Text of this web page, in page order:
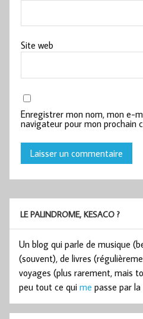
Site web
Enregistrer mon nom, mon e-
navigateur pour mon prochain
LE PALINDROME, KESACO ?
Un blog qui parle de musique
(souvent), de livres
voyages (plus rarement, mais
peu tout ce qui me passe par